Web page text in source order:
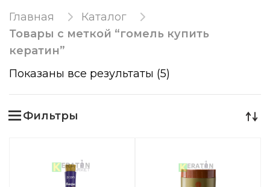
Главная
Каталог
Товары с меткой “гомель купить
кератин”
Показаны все результаты (5)
Фильтры